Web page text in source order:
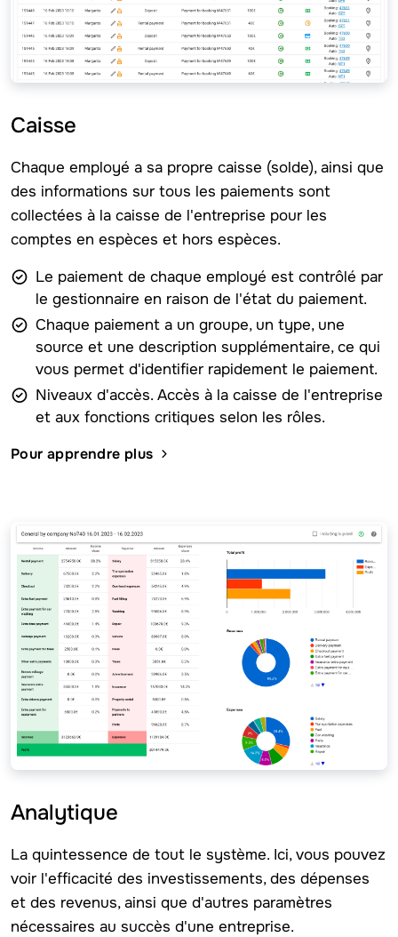
Caisse
Chaque employé a sa propre caisse (solde), ainsi que
des informations sur tous les paiements sont
collectées à la caisse de l'entreprise pour les
comptes en espèces et hors espèces.
Le paiement de chaque employé est contrôlé par
le gestionnaire en raison de l'état du paiement.
Chaque paiement a un groupe, un type, une
source et une description supplémentaire, ce qui
vous permet d'identifier rapidement le paiement.
Niveaux d'accès. Accès à la caisse de l'entreprise
et aux fonctions critiques selon les rôles.
Pour apprendre plus
Analytique
La quintessence de tout le système. Ici, vous pouvez
voir l'efficacité des investissements, des dépenses
et des revenus, ainsi que d'autres paramètres
nécessaires au succès d'une entreprise.